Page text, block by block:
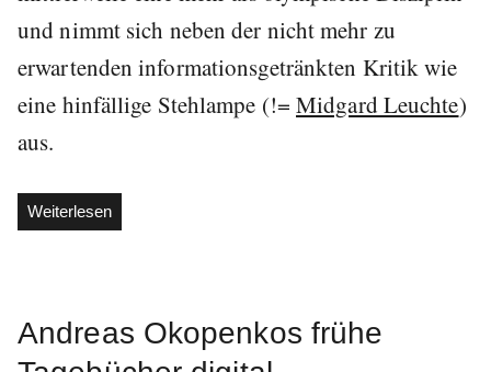
und nimmt sich neben der nicht mehr zu
erwartenden informationsgetränkten Kritik wie
eine hinfällige Stehlampe (!=Midgard Leuchte)
aus.
Weiterlesen„Gert
Jonke
Experimentalliteratur“
Andreas Okopenkos frühe